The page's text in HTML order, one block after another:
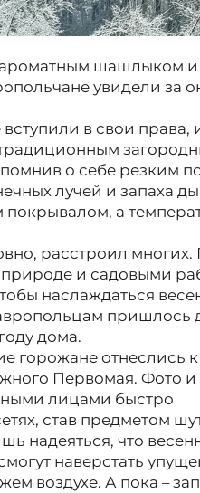
шашлыком и
увидели за
в свои права,
о себе резким
лучей и запаха
а
расстроил
и садовыми
наслаждаться
пришлось
дома.
горожане отнеслись
Первомая. Фото и
лицами быстро
став предметом
надеяться, что
наверстать
воздухе. А пока –